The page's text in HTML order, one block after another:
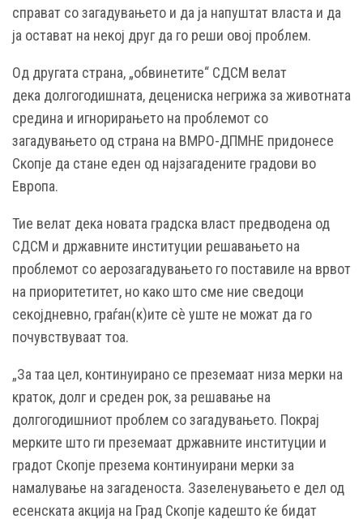
справат со загадувањето и да ја напуштат власта и да
ја остават на некој друг да го реши овој проблем.
Од другата страна, „обвинетите“ СДСМ велат
дека долгогодишната, децениска негрижа за животната
средина и игнорирањето на проблемот со
загадувањето од страна на ВМРО-ДПМНЕ придонесе
Скопје да стане еден од најзагадените градови во
Европа.
Тие велат дека новата градска власт предводена од
СДСМ и државните институции решавањето на
проблемот со аерозагадувањето го поставиле на врвот
на приоритетитет, но како што сме ние сведоци
секојдневно, граѓан(к)ите сè уште не можат да го
почувствуваат тоа.
„За таа цел, континуирано се преземаат низа мерки на
краток, долг и среден рок, за решавање на
долгогодишниот проблем со загадувањето. Покрај
мерките што ги преземаат државните институции и
градот Скопје презема континуирани мерки за
намалување на загаденоста. Зазеленувањето е дел од
есенската акција на Град Скопје кадешто ќе бидат